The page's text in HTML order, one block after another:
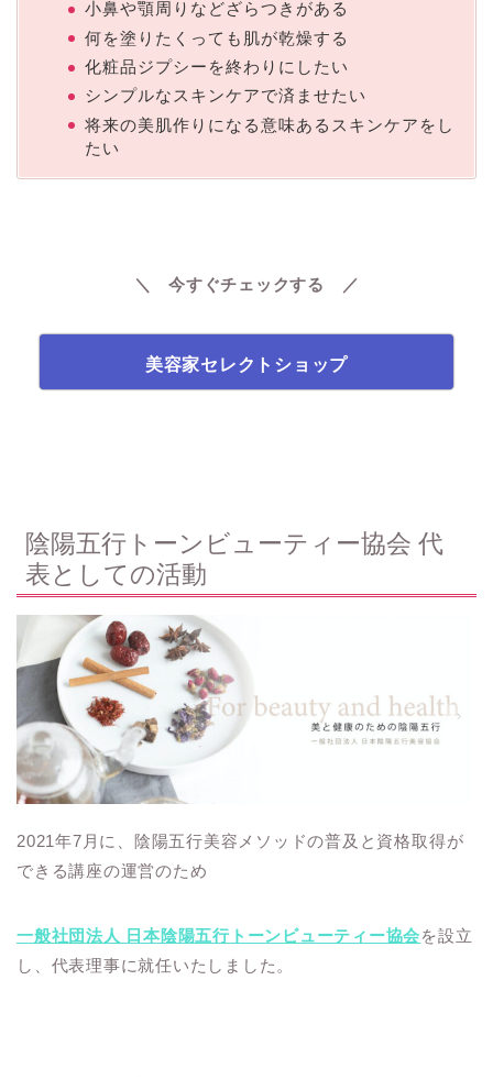
小鼻や顎周りなどざらつきがある
何を塗りたくっても肌が乾燥する
化粧品ジプシーを終わりにしたい
シンプルなスキンケアで済ませたい
将来の美肌作りになる意味あるスキンケアをし
たい
＼ 今すぐチェックする ／
美容家セレクトショップ
陰陽五行トーンビューティー協会 代
表としての活動
2021年7月に、陰陽五行美容メソッドの普及と資格取得が
できる講座の運営のため
一般社団法人 日本陰陽五行トーンビューティー協会を設立
し、代表理事に就任いたしました。